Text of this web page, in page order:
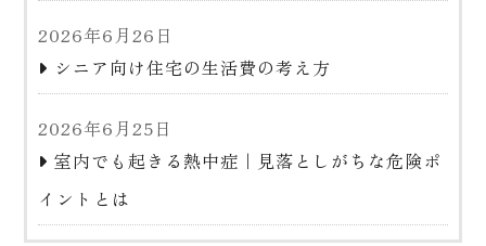
2026年6月26日
シニア向け住宅の生活費の考え方
2026年6月25日
室内でも起きる熱中症｜見落としがちな危険ポ
イントとは